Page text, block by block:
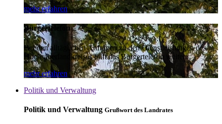
mehr erfahren
Bürgertelefon
Bei den alltäglichen Anfragen zu den Dienstleistungen des
Hochsauerlandkreises hilft das Bürgertelefon weiter.
mehr erfahren
Politik und Verwaltung
Politik und Verwaltung Grußwort des Landrates